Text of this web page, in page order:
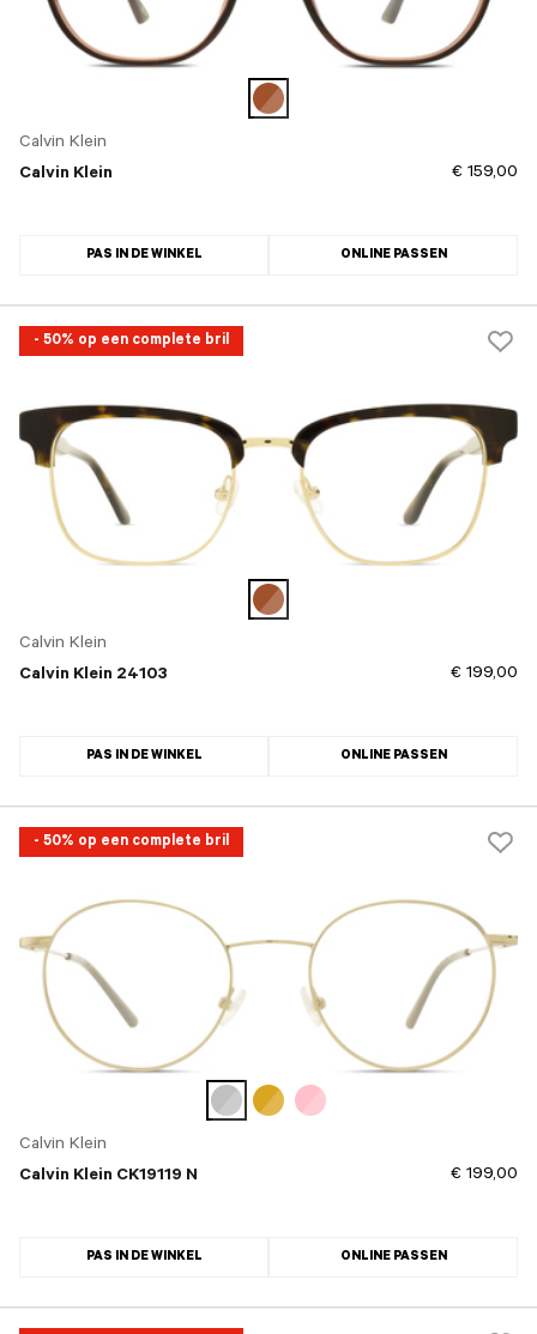
Calvin Klein
Calvin Klein
€ 159,00
PAS IN DE WINKEL ONLINE PASSEN
- 50% op een complete bril
Calvin Klein
Calvin Klein 24103
€ 199,00
PAS IN DE WINKEL ONLINE PASSEN
- 50% op een complete bril
Calvin Klein
Calvin Klein CK19119 N
€ 199,00
PAS IN DE WINKEL ONLINE PASSEN